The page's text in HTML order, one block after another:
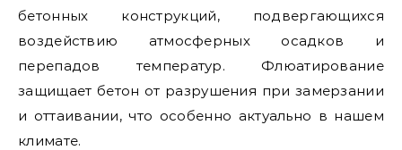
бетонных конструкций, подвергающихся
воздействию атмосферных осадков и
перепадов температур. Флюатирование
защищает бетон от разрушения при замерзании
и оттаивании, что особенно актуально в нашем
климате.